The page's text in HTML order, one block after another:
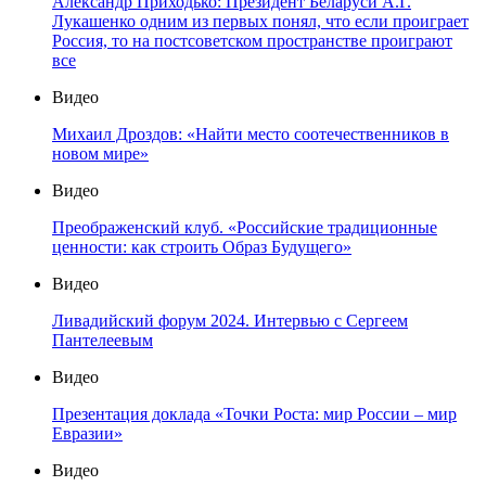
Лукашенко одним из первых понял, что если проиграет
Россия, то на постсоветском пространстве проиграют
все
Видео
Михаил Дроздов: «Найти место соотечественников в
новом мире»
Видео
Преображенский клуб. «Российские традиционные
ценности: как строить Образ Будущего»
Видео
Ливадийский форум 2024. Интервью с Сергеем
Пантелеевым
Видео
Презентация доклада «Точки Роста: мир России – мир
Евразии»
Видео